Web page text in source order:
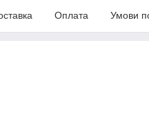
Оплата Умови